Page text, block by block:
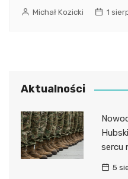
Michał Kozicki 1
Aktualności
sercu
5